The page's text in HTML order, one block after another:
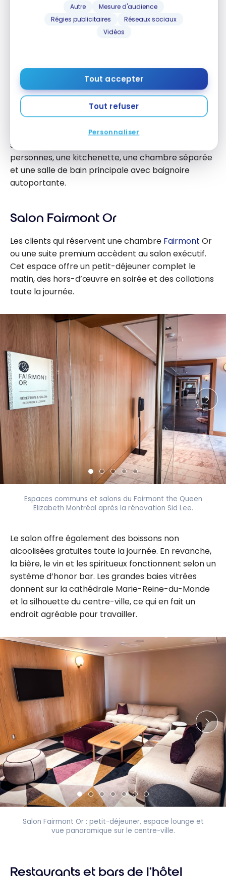
Autre
Mesure d'audience
Régies publicitaires
Réseaux sociaux
Vidéos
Tout accepter
Tout refuser
Personnaliser
que les Suites Junior
environ 125 à 200 $ de plus qu’une
Suite Mile End
Située au 20e étage, la Suite Mile End offre un
caractère unique avec ses finitions bleu profond et
ses œuvres en noir et blanc inspirées des escaliers
emblématiques de Montréal. La suite comprend un
salon spacieux, une salle à manger pour huit
personnes, une kitchenette, une chambre séparée
et une salle de bain principale avec baignoire
autoportante.
Salon Fairmont Or
Les clients qui réservent une chambre Fairmont Or
ou une suite premium accèdent au salon exécutif.
Cet espace offre un petit-déjeuner complet le
matin, des hors-d’œuvre en soirée et des collations
toute la journée.
Espaces communs et salons du Fairmont the Queen
Elizabeth Montréal après la rénovation Sid Lee.
Le salon offre également des boissons non
alcoolisées gratuites toute la journée. En revanche,
la bière, le vin et les spiritueux fonctionnent selon un
système d’honor bar. Les grandes baies vitrées
donnent sur la cathédrale Marie-Reine-du-Monde
et la silhouette du centre-ville, ce qui en fait un
endroit agréable pour travailler.
Salon Fairmont Or : petit-déjeuner, espace lounge et
vue panoramique sur le centre-ville.
Restaurants et bars de l’hôtel